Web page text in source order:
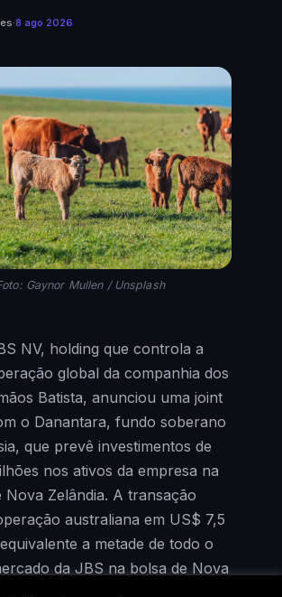
·8 ago 2026
Gaynor Mullen / Unsplash
NV, holding que controla a
global da companhia dos
Batista, anunciou uma joint
o Danantara, fundo soberano
que prevê investimentos de
nos ativos da empresa na
Nova Zelândia. A transação
australiana em US$ 7,5
a metade de todo o
da JBS na bolsa de Nova